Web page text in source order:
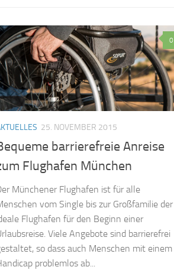
0
25. NOVEMBER 2015
barrierefreie Anreise
Flughafen München
Münchener Flughafen ist für alle
vom Single bis zur Großfamilie der
Flughafen für den Beginn einer
Viele Angebote sind barrierefrei
so dass auch Menschen mit einem
problemlos ab...